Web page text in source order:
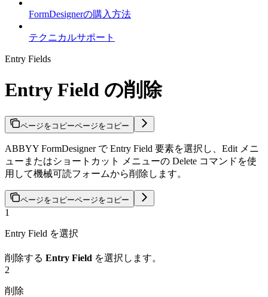
FormDesignerの購入方法
テクニカルサポート
Entry Fields
Entry Field の削除
ページをコピーページをコピー
ABBYY FormDesigner で Entry Field 要素を選択し、Edit メニ
ューまたはショートカット メニューの Delete コマンドを使
用して機械可読フォームから削除します。
ページをコピーページをコピー
1
Entry Field を選択
削除する Entry Field を選択します。
2
削除